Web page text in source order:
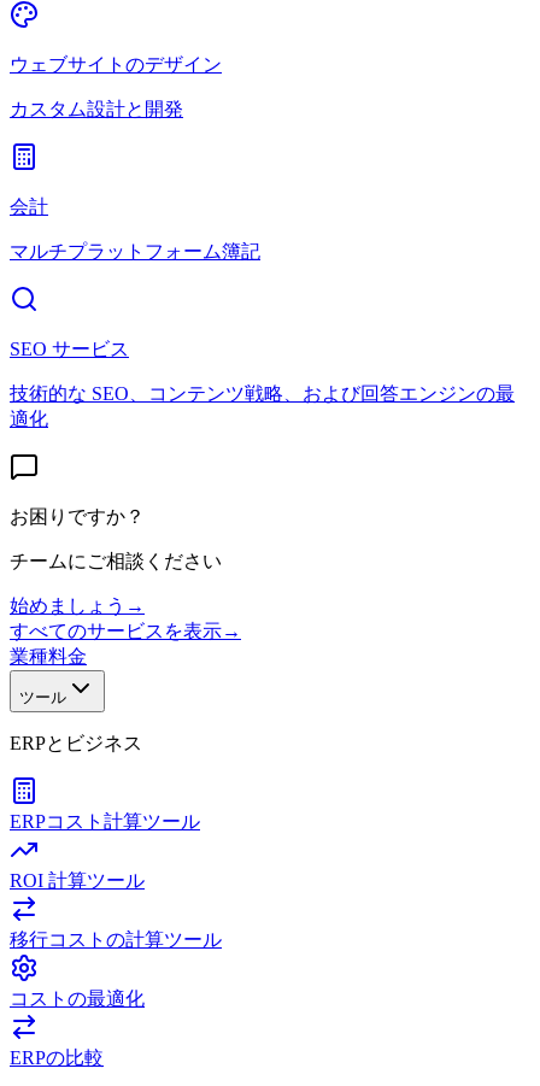
ウェブサイトのデザイン
カスタム設計と開発
会計
マルチプラットフォーム簿記
SEO サービス
技術的な SEO、コンテンツ戦略、および回答エンジンの最
適化
お困りですか？
チームにご相談ください
始めましょう →
すべてのサービスを表示→
業種料金
ツール
ERPとビジネス
ERPコスト計算ツール
ROI 計算ツール
移行コストの計算ツール
コストの最適化
ERPの比較